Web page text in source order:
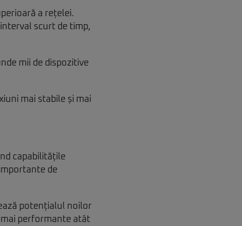
a rețelei.
scurt de timp,
mii de dispozitive
mai stabile și mai
capabilitățile
de
potențialul noilor
performante atât